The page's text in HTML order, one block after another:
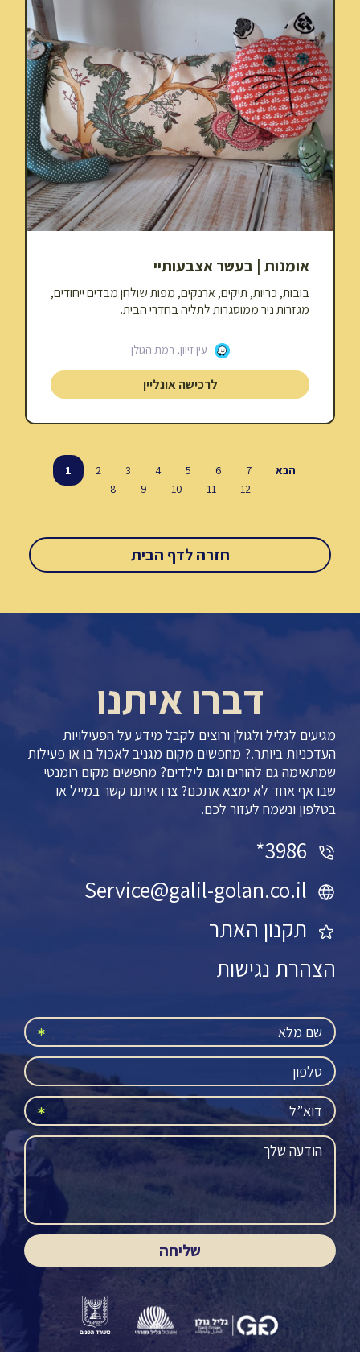
אומנות | בעשר אצבעותיי
בובות, כריות, תיקים, ארנקים, מפות שולחן מבדים ייחודים,
מגזרות ניר ממוסגרות לתליה בחדרי הבית.
עין זיוון, רמת הגולן
לרכישה אונליין
הבא 1 2 3 4 5 6
7
8
9 10 11 12
חזרה לדף הבית
דברו איתנו
מגיעים לגליל ולגולן ורוצים לקבל מידע על הפעילויות
העדכניות ביותר.? מחפשים מקום מגניב לאכול בו או פעילות
שמתאימה גם להורים וגם לילדים? מחפשים מקום רומנטי
שבו אף אחד לא ימצא אתכם? צרו איתנו קשר במייל או
בטלפון ונשמח לעזור לכם.
Service@galil-golan.co.il
תקנון האתר
הצהרת נגישות
שליחה